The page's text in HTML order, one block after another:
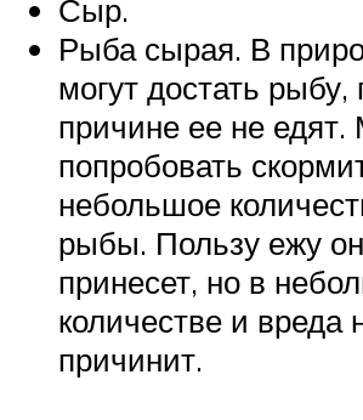
Сыр.
Рыба сырая. В
могут достать рыбу,
причине ее не
попробовать
небольшое
рыбы. Пользу ежу
принесет, но в
количестве и вреда
причинит.